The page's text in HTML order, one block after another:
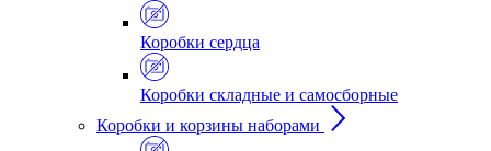
Коробки сердца
Коробки складные и самосборные
Коробки и корзины наборами